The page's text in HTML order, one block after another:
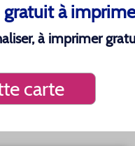
gratuit à
à imprimer
carte